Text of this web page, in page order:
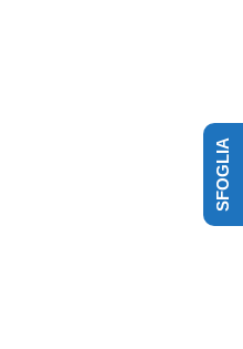
SFOGLIA